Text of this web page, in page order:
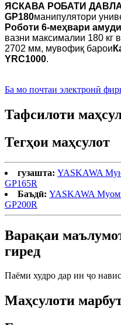
ЯСКАВА РОБАТИ
GP180манипулятори
Роботи 6-меҳвари
вазни максималии 180 кг
2702 мм, мувофиқ барои
YRC1000.
Ба мо почтаи электронӣ
Тафсилоти
Тегҳои маҳсулот
гузашта: YASKAWA
GP165R
Баъдӣ: YASKAWA
GP200R
Варақаи
гиред
Паёми худро дар ин ҷо
Маҳсулоти